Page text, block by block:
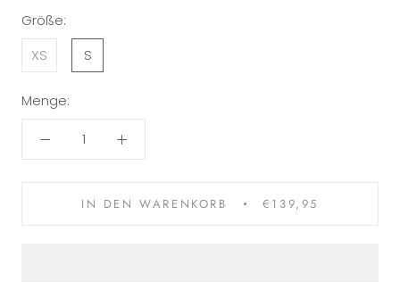
Größe:
XS
S
Menge:
IN DEN WARENKORB €139,95